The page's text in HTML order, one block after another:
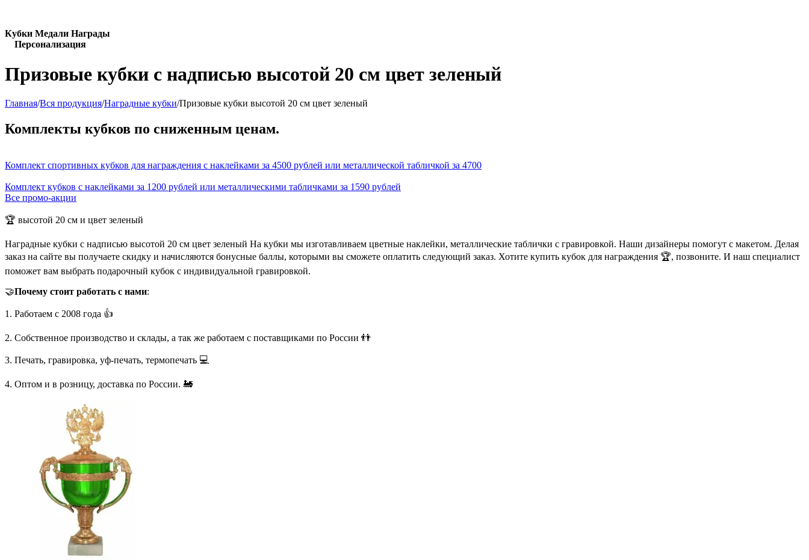
Кубки Медали Награды
Персонализация
Призовые кубки с надписью высотой 20 см цвет зеленый
Главная/Вся продукция/Наградные кубки/Призовые кубки высотой 20 см цвет зеленый
Комплекты кубков по сниженным ценам.
Комплект спортивных кубков для награждения с наклейками за 4500 рублей или металлической табличкой за 4700
Комплект кубков с наклейками за 1200 рублей или металлическими табличками за 1590 рублей
Все промо-акции
🏆 высотой 20 см и цвет зеленый
Наградные кубки с надписью высотой 20 см цвет зеленый На кубки мы изготавливаем цветные наклейки, металлические таблички с гравировкой. Наши дизайнеры помогут с макетом. Делая
заказ на сайте вы получаете скидку и начисляются бонусные баллы, которыми вы сможете оплатить следующий заказ. Хотите купить кубок для награждения 🏆, позвоните. И наш специалист
поможет вам выбрать подарочный кубок с индивидуальной гравировкой.
🤝Почему стоит работать с нами:
1. Работаем с 2008 года 👍
2. Собственное производство и склады, а так же работаем с поставщиками по России 👬
3. Печать, гравировка, уф-печать, термопечать 💻
4. Оптом и в розницу, доставка по России. 🚂